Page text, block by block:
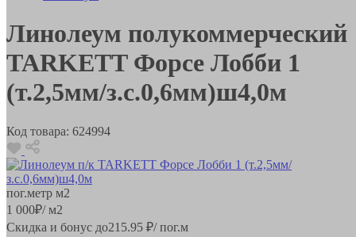
Линолеум полукоммерческий
TARKETT Форсе Лобби 1
(т.2,5мм/з.с.0,6мм)ш4,0м
Код товара: 624994
пог.метр м2
1 000₽/ м2
Скидка и бонус до215.95 ₽/ пог.м